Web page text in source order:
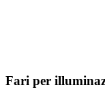
Fari per